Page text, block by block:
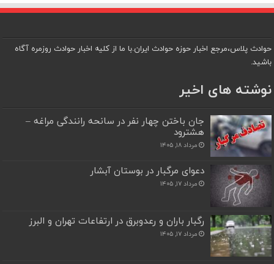
حوادث پلاس،مرجع اخبار حوزه حوادث ایران.با ما از کلیه اخبار حوادث روزمره آگاه
باشید.
نوشته های اخیر
جان باختن چهار نفر در سانحه رانندگی مراغه –
هشترود
مرداد ۱۸, ۱۴۰۵
دعوای مرگبار در بوستان آبشار
مرداد ۱۷, ۱۴۰۵
رگبار باران و رعدوبرق در ارتفاعات تهران و البرز
مرداد ۱۷, ۱۴۰۵